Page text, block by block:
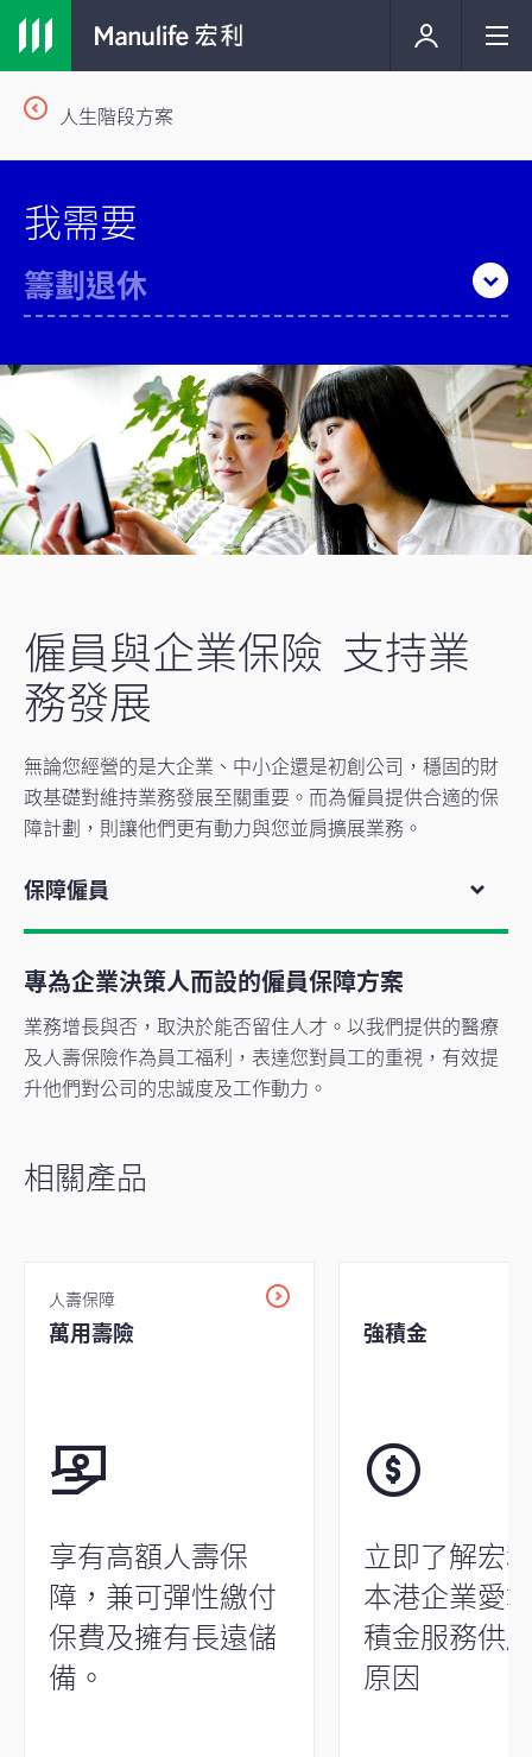
人生階段方案
我需要
籌劃退休
僱員與企業保險 支持業
務發展
無論您經營的是大企業、中小企還是初創公司，穩固的財
政基礎對維持業務發展至關重要。而為僱員提供合適的保
障計劃，則讓他們更有動力與您並肩擴展業務。
保障僱員
專為企業決策人而設的僱員保障方案
業務增長與否，取決於能否留住人才。以我們提供的醫療
及人壽保險作為員工福利，表達您對員工的重視，有效提
升他們對公司的忠誠度及工作動力。
相關產品
人壽保障
萬用壽險
享有高額人壽保
障，兼可彈性繳付
保費及擁有長遠儲
備。
強積金
立即了解宏
本港企業愛
積金服務供
原因